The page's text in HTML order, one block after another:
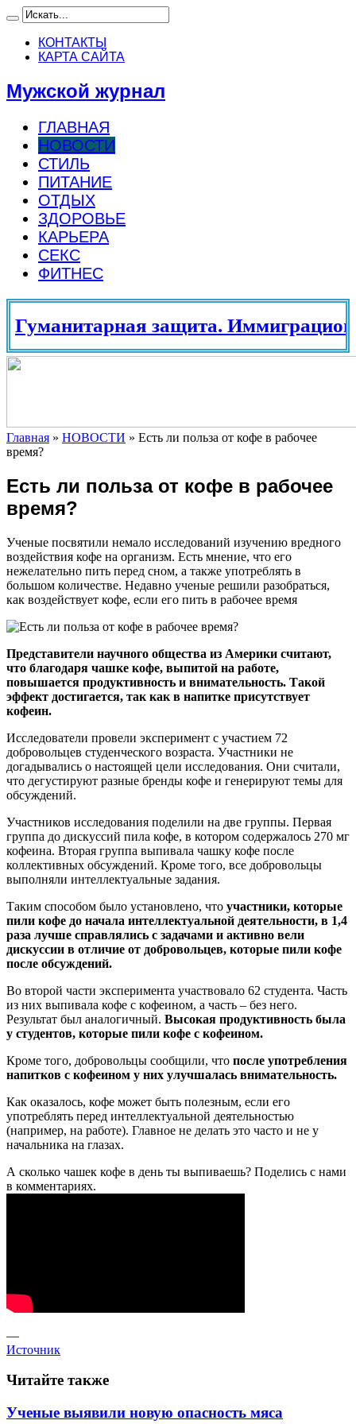
КОНТАКТЫ
КАРТА САЙТА
Мужской журнал
ГЛАВНАЯ
НОВОСТИ
СТИЛЬ
ПИТАНИЕ
ОТДЫХ
ЗДОРОВЬЕ
КАРЬЕРА
СЕКС
ФИТНЕС
защита.
Главная » НОВОСТИ » Есть ли польза от кофе в рабочее
время?
Есть ли польза от кофе в рабочее
время?
Ученые посвятили немало исследований изучению вредного
воздействия кофе на организм. Есть мнение, что его
нежелательно пить перед сном, а также употреблять в
большом количестве. Недавно ученые решили разобраться,
как воздействует кофе, если его пить в рабочее время
Представители научного общества из Америки считают,
что благодаря чашке кофе, выпитой на работе,
повышается продуктивность и внимательность. Такой
эффект достигается, так как в напитке присутствует
кофеин.
Исследователи провели эксперимент с участием 72
добровольцев студенческого возраста. Участники не
догадывались о настоящей цели исследования. Они считали,
что дегустируют разные бренды кофе и генерируют темы для
обсуждений.
Участников исследования поделили на две группы. Первая
группа до дискуссий пила кофе, в котором содержалось 270 мг
кофеина. Вторая группа выпивала чашку кофе после
коллективных обсуждений. Кроме того, все добровольцы
выполняли интеллектуальные задания.
Таким способом было установлено, что участники, которые
пили кофе до начала интеллектуальной деятельности, в 1,4
раза лучше справлялись с задачами и активно вели
дискуссии в отличие от добровольцев, которые пили кофе
после обсуждений.
Во второй части эксперимента участвовало 62 студента. Часть
из них выпивала кофе с кофеином, а часть – без него.
Результат был аналогичный. Высокая продуктивность была
у студентов, которые пили кофе с кофеином.
Кроме того, добровольцы сообщили, что после употребления
напитков с кофеином у них улучшалась внимательность.
Как оказалось, кофе может быть полезным, если его
употреблять перед интеллектуальной деятельностью
(например, на работе). Главное не делать это часто и не у
начальника на глазах.
А сколько чашек кофе в день ты выпиваешь? Поделись с нами
в комментариях.
—
Источник
Читайте также
Ученые выявили новую опасность мяса